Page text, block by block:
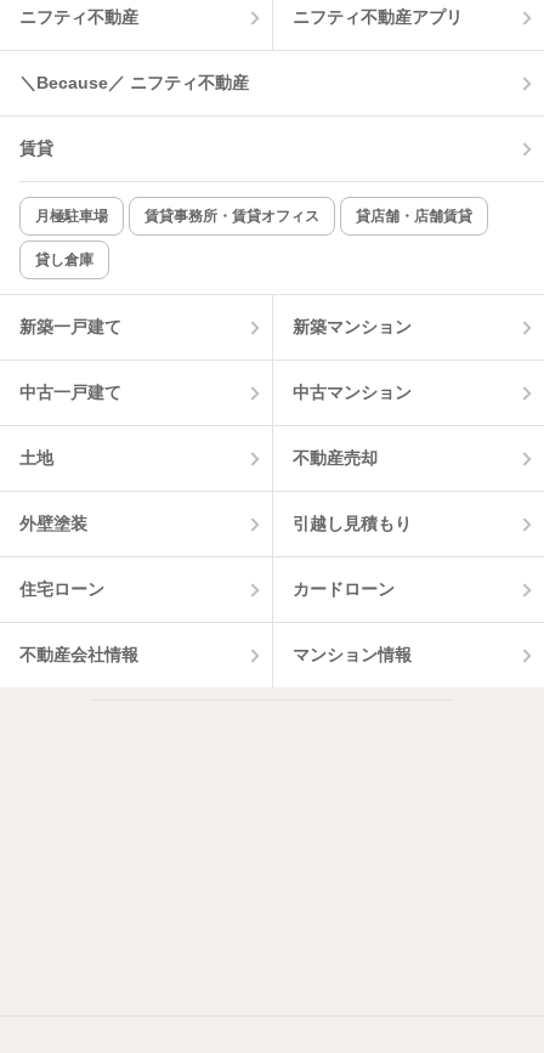
温水洗浄便座 オートロック
コンロ2口以上
新着のみ インターネット無料
該当件数:
物件一覧に反映
ニフティ不動産 ニフティ不動産アプリ
＼Because／ ニフティ不動産
賃貸
月極駐車場 賃貸事務所・賃貸オフィス 貸店舗・店舗賃貸
貸し倉庫
新築一戸建て 新築マンション
中古一戸建て 中古マンション
土地 不動産売却
外壁塗装 引越し見積もり
住宅ローン カードローン
不動産会社情報 マンション情報